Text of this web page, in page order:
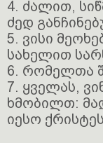
4. ძალით,
ძედ
5. ვისი
სახელით
6. რომელთა
7. ყველას,
ხმობილთ:
იესო